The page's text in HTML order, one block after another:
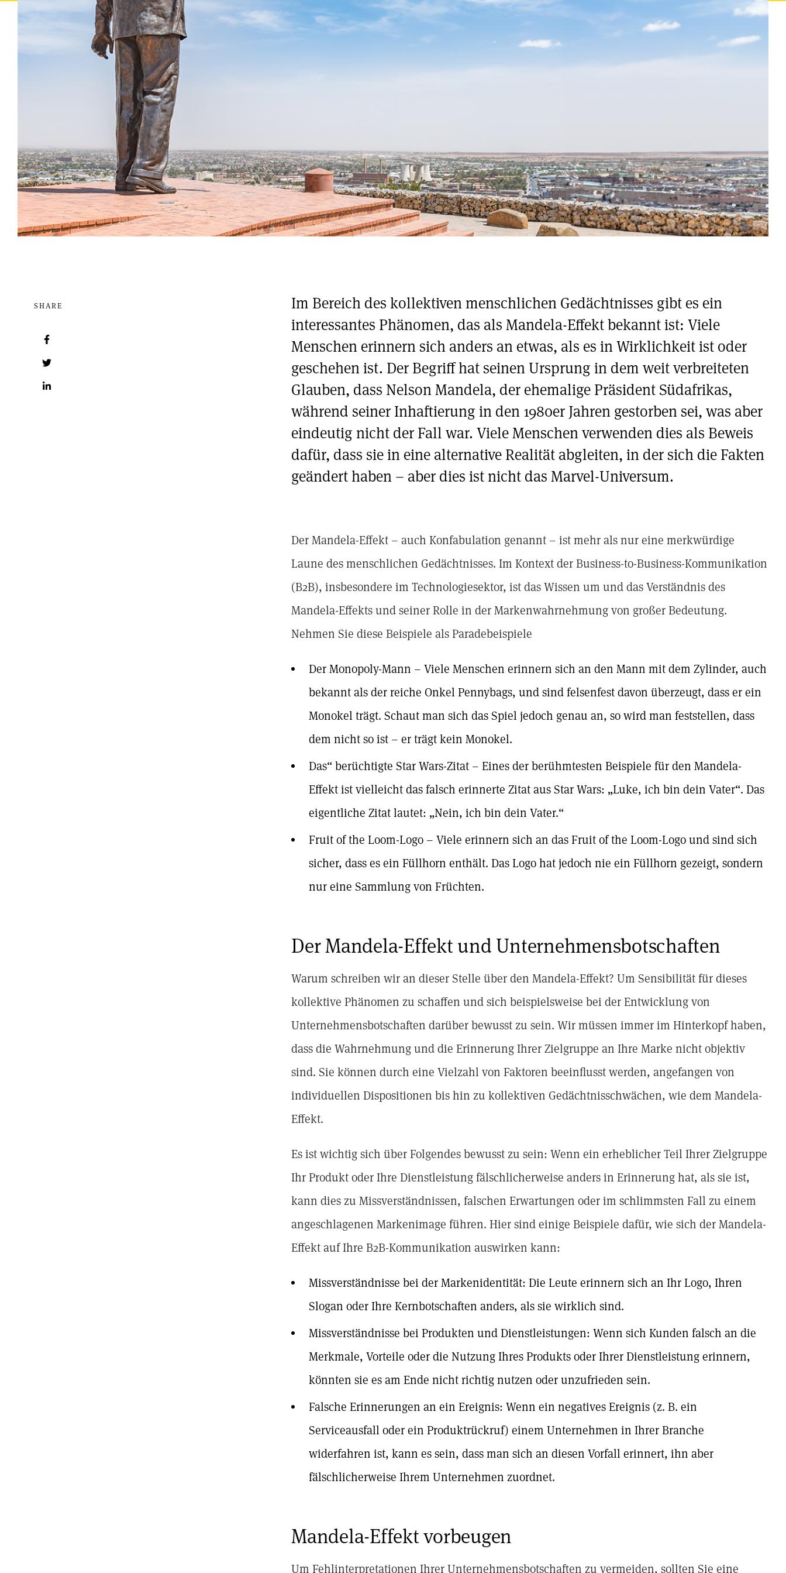
SHARE
Im Bereich des kollektiven menschlichen Gedächtnisses gibt es ein
interessantes Phänomen, das als Mandela-Effekt bekannt ist: Viele
Menschen erinnern sich anders an etwas, als es in Wirklichkeit ist oder
geschehen ist. Der Begriff hat seinen Ursprung in dem weit verbreiteten
Glauben, dass Nelson Mandela, der ehemalige Präsident Südafrikas,
während seiner Inhaftierung in den 1980er Jahren gestorben sei, was aber
eindeutig nicht der Fall war. Viele Menschen verwenden dies als Beweis
dafür, dass sie in eine alternative Realität abgleiten, in der sich die Fakten
geändert haben – aber dies ist nicht das Marvel-Universum.
Der Mandela-Effekt – auch Konfabulation genannt – ist mehr als nur eine merkwürdige
Laune des menschlichen Gedächtnisses. Im Kontext der Business-to-Business-Kommunikation
(B2B), insbesondere im Technologiesektor, ist das Wissen um und das Verständnis des
Mandela-Effekts und seiner Rolle in der Markenwahrnehmung von großer Bedeutung.
Nehmen Sie diese Beispiele als Paradebeispiele
Der Monopoly-Mann – Viele Menschen erinnern sich an den Mann mit dem Zylinder, auch
bekannt als der reiche Onkel Pennybags, und sind felsenfest davon überzeugt, dass er ein
Monokel trägt. Schaut man sich das Spiel jedoch genau an, so wird man feststellen, dass
dem nicht so ist – er trägt kein Monokel.
Das“ berüchtigte Star Wars-Zitat – Eines der berühmtesten Beispiele für den Mandela-
Effekt ist vielleicht das falsch erinnerte Zitat aus Star Wars: „Luke, ich bin dein Vater“. Das
eigentliche Zitat lautet: „Nein, ich bin dein Vater.“
Fruit of the Loom-Logo – Viele erinnern sich an das Fruit of the Loom-Logo und sind sich
sicher, dass es ein Füllhorn enthält. Das Logo hat jedoch nie ein Füllhorn gezeigt, sondern
nur eine Sammlung von Früchten.
Der Mandela-Effekt und Unternehmensbotschaften
Warum schreiben wir an dieser Stelle über den Mandela-Effekt? Um Sensibilität für dieses
kollektive Phänomen zu schaffen und sich beispielsweise bei der Entwicklung von
Unternehmensbotschaften darüber bewusst zu sein. Wir müssen immer im Hinterkopf haben,
dass die Wahrnehmung und die Erinnerung Ihrer Zielgruppe an Ihre Marke nicht objektiv
sind. Sie können durch eine Vielzahl von Faktoren beeinflusst werden, angefangen von
individuellen Dispositionen bis hin zu kollektiven Gedächtnisschwächen, wie dem Mandela-
Effekt.
Es ist wichtig sich über Folgendes bewusst zu sein: Wenn ein erheblicher Teil Ihrer Zielgruppe
Ihr Produkt oder Ihre Dienstleistung fälschlicherweise anders in Erinnerung hat, als sie ist,
kann dies zu Missverständnissen, falschen Erwartungen oder im schlimmsten Fall zu einem
angeschlagenen Markenimage führen. Hier sind einige Beispiele dafür, wie sich der Mandela-
Effekt auf Ihre B2B-Kommunikation auswirken kann:
Missverständnisse bei der Markenidentität: Die Leute erinnern sich an Ihr Logo, Ihren
Slogan oder Ihre Kernbotschaften anders, als sie wirklich sind.
Missverständnisse bei Produkten und Dienstleistungen: Wenn sich Kunden falsch an die
Merkmale, Vorteile oder die Nutzung Ihres Produkts oder Ihrer Dienstleistung erinnern,
könnten sie es am Ende nicht richtig nutzen oder unzufrieden sein.
Falsche Erinnerungen an ein Ereignis: Wenn ein negatives Ereignis (z. B. ein
Serviceausfall oder ein Produktrückruf) einem Unternehmen in Ihrer Branche
widerfahren ist, kann es sein, dass man sich an diesen Vorfall erinnert, ihn aber
fälschlicherweise Ihrem Unternehmen zuordnet.
Mandela-Effekt vorbeugen
Um Fehlinterpretationen Ihrer Unternehmensbotschaften zu vermeiden, sollten Sie eine